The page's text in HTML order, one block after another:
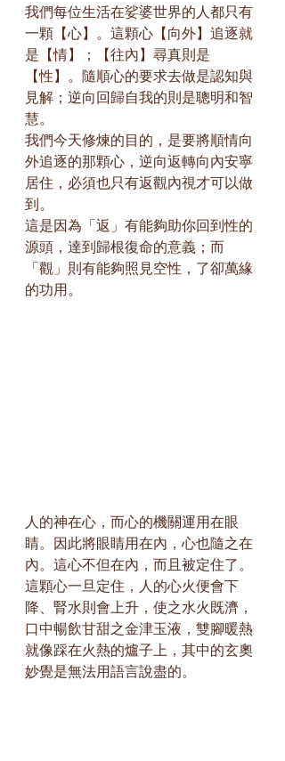
我們每位生活在娑婆世界的人都只有
一顆【心】。這顆心【向外】追逐就
是【情】；【往內】尋真則是
【性】。隨順心的要求去做是認知與
見解；逆向回歸自我的則是聰明和智
慧。
我們今天修煉的目的，是要將順情向
外追逐的那顆心，逆向返轉向內安寧
居住，必須也只有返觀內視才可以做
到。
這是因為「返」有能夠助你回到性的
源頭，達到歸根復命的意義；而
「觀」則有能夠照見空性，了卻萬緣
的功用。
人的神在心，而心的機關運用在眼
睛。因此將眼睛用在內，心也隨之在
內。這心不但在內，而且被定住了。
這顆心一旦定住，人的心火便會下
降、腎水則會上升，使之水火既濟，
口中暢飲甘甜之金津玉液，雙腳暖熱
就像踩在火熱的爐子上，其中的玄奧
妙覺是無法用語言說盡的。